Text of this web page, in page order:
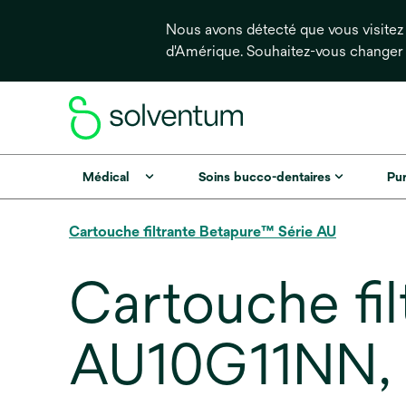
Nous avons détecté que vous
d'Amérique. Souhaitez-vous
Médical Soins bucco-dentaires
Cartouche filtrante Betapure™ Série AU
Cartouche